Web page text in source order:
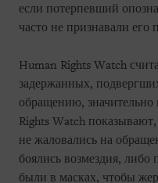
если потерпевший
часто не признавали его
Human Rights Watch
задержанных,
обращению,
Rights Watch
не жаловались на
боялись возмездия, либо
были в масках, чтобы